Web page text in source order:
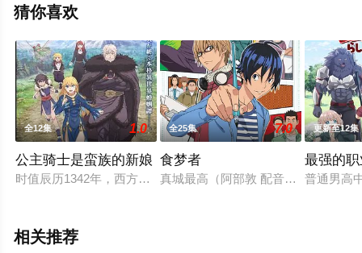
漫、电视猫或剧情网等平台了解。
猜你喜欢
全12集 1.0
公主骑士是蛮族的新娘
时值辰历1342年，西方的伊鲁德连王国持续7年的第十七次东
全25集 7.0
食梦者
真城最高（阿部敦 配音）是一个在
更新至12集
最强的
普通男高
相关推荐